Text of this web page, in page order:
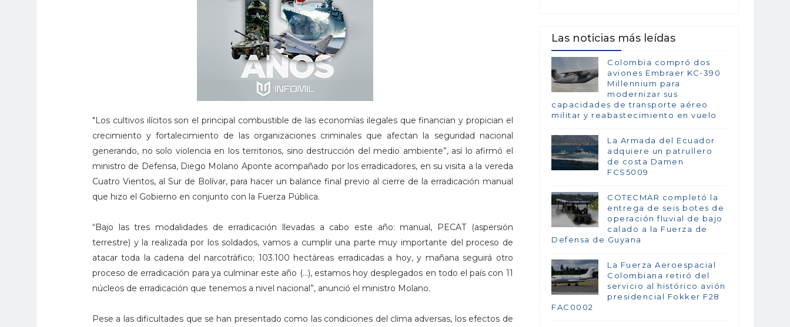
"Los cultivos ilícitos son el principal combustible de las economías ilegales que financian y propician el
crecimiento y fortalecimiento de las organizaciones criminales que afectan la seguridad nacional
generando, no solo violencia en los territorios, sino destrucción del medio ambiente”, así lo afirmó el
ministro de Defensa, Diego Molano Aponte acompañado por los erradicadores, en su visita a la vereda
Cuatro Vientos, al Sur de Bolívar, para hacer un balance final previo al cierre de la erradicación manual
que hizo el Gobierno en conjunto con la Fuerza Pública.
“Bajo las tres modalidades de erradicación llevadas a cabo este año: manual, PECAT (aspersión
terrestre) y la realizada por los soldados, vamos a cumplir una parte muy importante del proceso de
atacar toda la cadena del narcotráfico; 103.100 hectáreas erradicadas a hoy, y mañana seguirá otro
proceso de erradicación para ya culminar este año (…), estamos hoy desplegados en todo el país con 11
núcleos de erradicación que tenemos a nivel nacional”, anunció el ministro Molano.
Pese a las dificultades que se han presentado como las condiciones del clima adversas, los efectos de
Las noticias más leídas
Colombia compró dos
aviones Embraer KC-390
Millennium para
modernizar sus
capacidades de transporte aéreo
militar y reabastecimiento en vuelo
La Armada del Ecuador
adquiere un patrullero
de costa Damen
FCS5009
COTECMAR completó la
entrega de seis botes de
operación fluvial de bajo
calado a la Fuerza de
Defensa de Guyana
La Fuerza Aeroespacial
Colombiana retiró del
servicio al histórico avión
presidencial Fokker F28
FAC0002